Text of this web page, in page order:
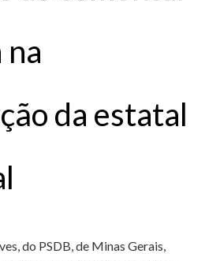
na
da estatal
do PSDB, de Minas Gerais,